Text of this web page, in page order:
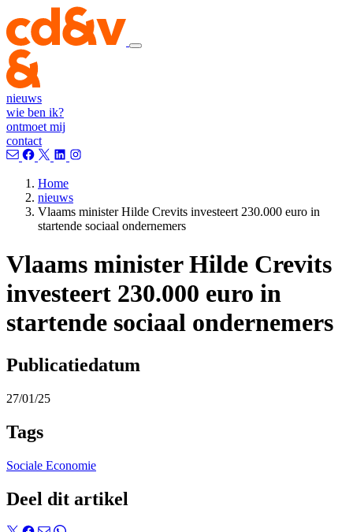
nieuws
wie ben ik?
ontmoet mij
contact
Home
nieuws
Vlaams minister Hilde Crevits investeert 230.000 euro in
startende sociaal ondernemers
Vlaams minister Hilde Crevits
investeert 230.000 euro in
startende sociaal ondernemers
Publicatiedatum
27/01/25
Tags
Sociale Economie
Deel dit artikel